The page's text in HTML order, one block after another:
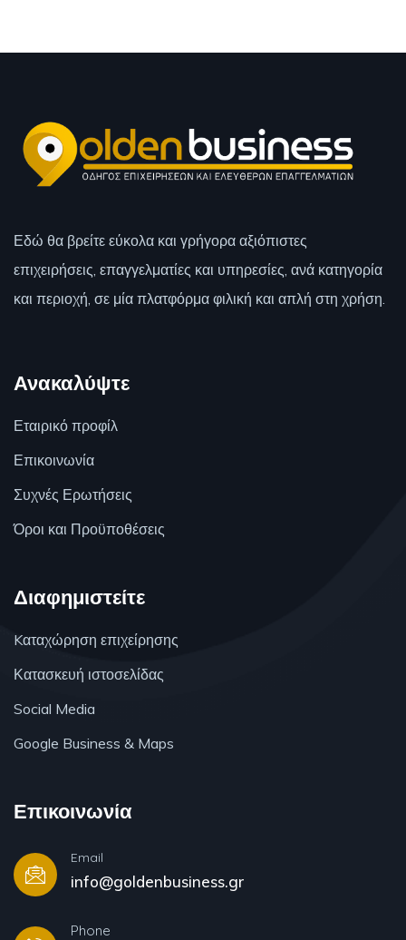
Εδώ θα βρείτε εύκολα και γρήγορα αξιόπιστες
επιχειρήσεις, επαγγελματίες και υπηρεσίες, ανά κατηγορία
και περιοχή, σε μία πλατφόρμα φιλική και απλή στη χρήση.
Ανακαλύψτε
Εταιρικό προφίλ
Επικοινωνία
Συχνές Ερωτήσεις
Όροι και Προϋποθέσεις
Διαφημιστείτε
Kαταχώρηση επιχείρησης
Κατασκευή ιστοσελίδας
Social Media
Google Business & Maps
Επικοινωνία
Email
info@goldenbusiness.gr
Phone